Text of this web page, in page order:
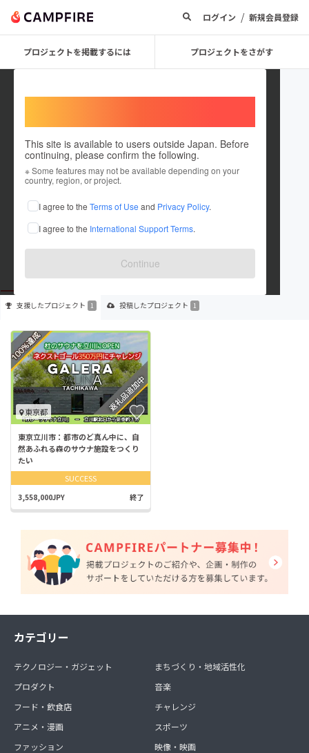
ログイン / 新規会員登録
プロジェクトを掲載するには プロジェクトをさがす
This site is available to users outside Japan. Before
continuing, please confirm the following.
※ Some features may not be available depending on your
country, region, or project.
I agree to the Terms of Use and Privacy Policy.
I agree to the International Support Terms.
Continue
ohtama_ham
これまでに1回支援して1件のプロジェクトを投稿しています
在住国：日本 現在地：未設定
出身国：日本 出身地：東京都
支援したプロジェクト 1 投稿したプロジェクト 1
東京都
東京立川市：都市のど真ん中に、自
然あふれる森のサウナ施設をつくり
たい
SUCCESS
3,558,000JPY 終了
カテゴリー
テクノロジー・ガジェット
プロダクト
フード・飲食店
アニメ・漫画
ファッション
まちづくり・地域活性化
音楽
チャレンジ
スポーツ
映像・映画